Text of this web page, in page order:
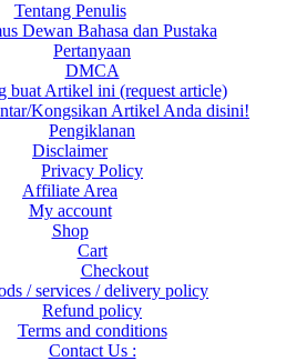
Tentang Penulis
Dewan Bahasa dan Pustaka
Pertanyaan
DMCA
buat Artikel ini (request article)
Kongsikan Artikel Anda disini!
Pengiklanan
Disclaimer
Privacy Policy
Affiliate Area
My account
Shop
Cart
Checkout
/ services / delivery policy
Refund policy
Terms and conditions
Contact Us :